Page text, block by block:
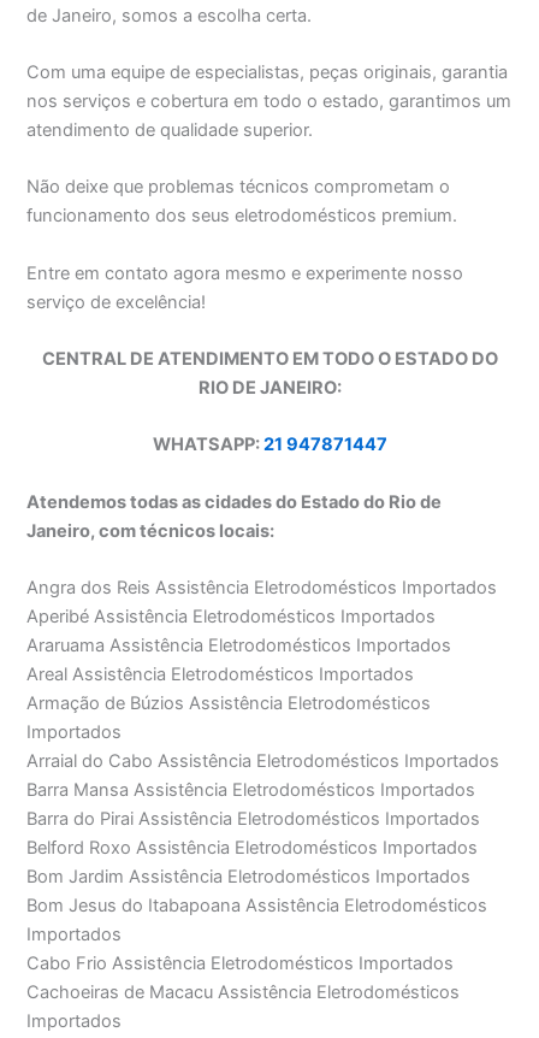
de Janeiro, somos a escolha certa.
Com uma equipe de especialistas, peças originais, garantia
nos serviços e cobertura em todo o estado, garantimos um
atendimento de qualidade superior.
Não deixe que problemas técnicos comprometam o
funcionamento dos seus eletrodomésticos premium.
Entre em contato agora mesmo e experimente nosso
serviço de excelência!
CENTRAL DE ATENDIMENTO EM TODO O ESTADO DO
RIO DE JANEIRO:
WHATSAPP:21 947871447
Atendemos todas as cidades do Estado do Rio de
Janeiro, com técnicos locais:
Angra dos Reis Assistência Eletrodomésticos Importados
Aperibé Assistência Eletrodomésticos Importados
Araruama Assistência Eletrodomésticos Importados
Areal Assistência Eletrodomésticos Importados
Armação de Búzios Assistência Eletrodomésticos
Importados
Arraial do Cabo Assistência Eletrodomésticos Importados
Barra Mansa Assistência Eletrodomésticos Importados
Barra do Pirai Assistência Eletrodomésticos Importados
Belford Roxo Assistência Eletrodomésticos Importados
Bom Jardim Assistência Eletrodomésticos Importados
Bom Jesus do Itabapoana Assistência Eletrodomésticos
Importados
Cabo Frio Assistência Eletrodomésticos Importados
Cachoeiras de Macacu Assistência Eletrodomésticos
Importados